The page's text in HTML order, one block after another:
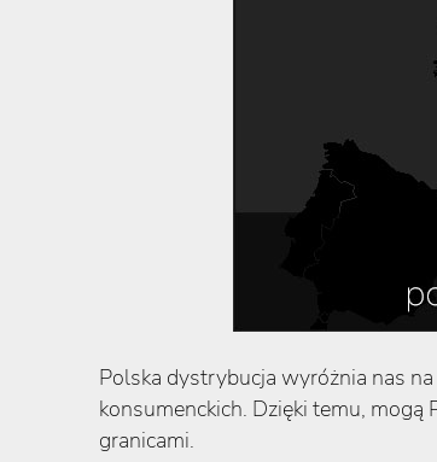
Polska dystrybucja wyróżnia nas
konsumenckich. Dzięki temu, mogą
granicami.